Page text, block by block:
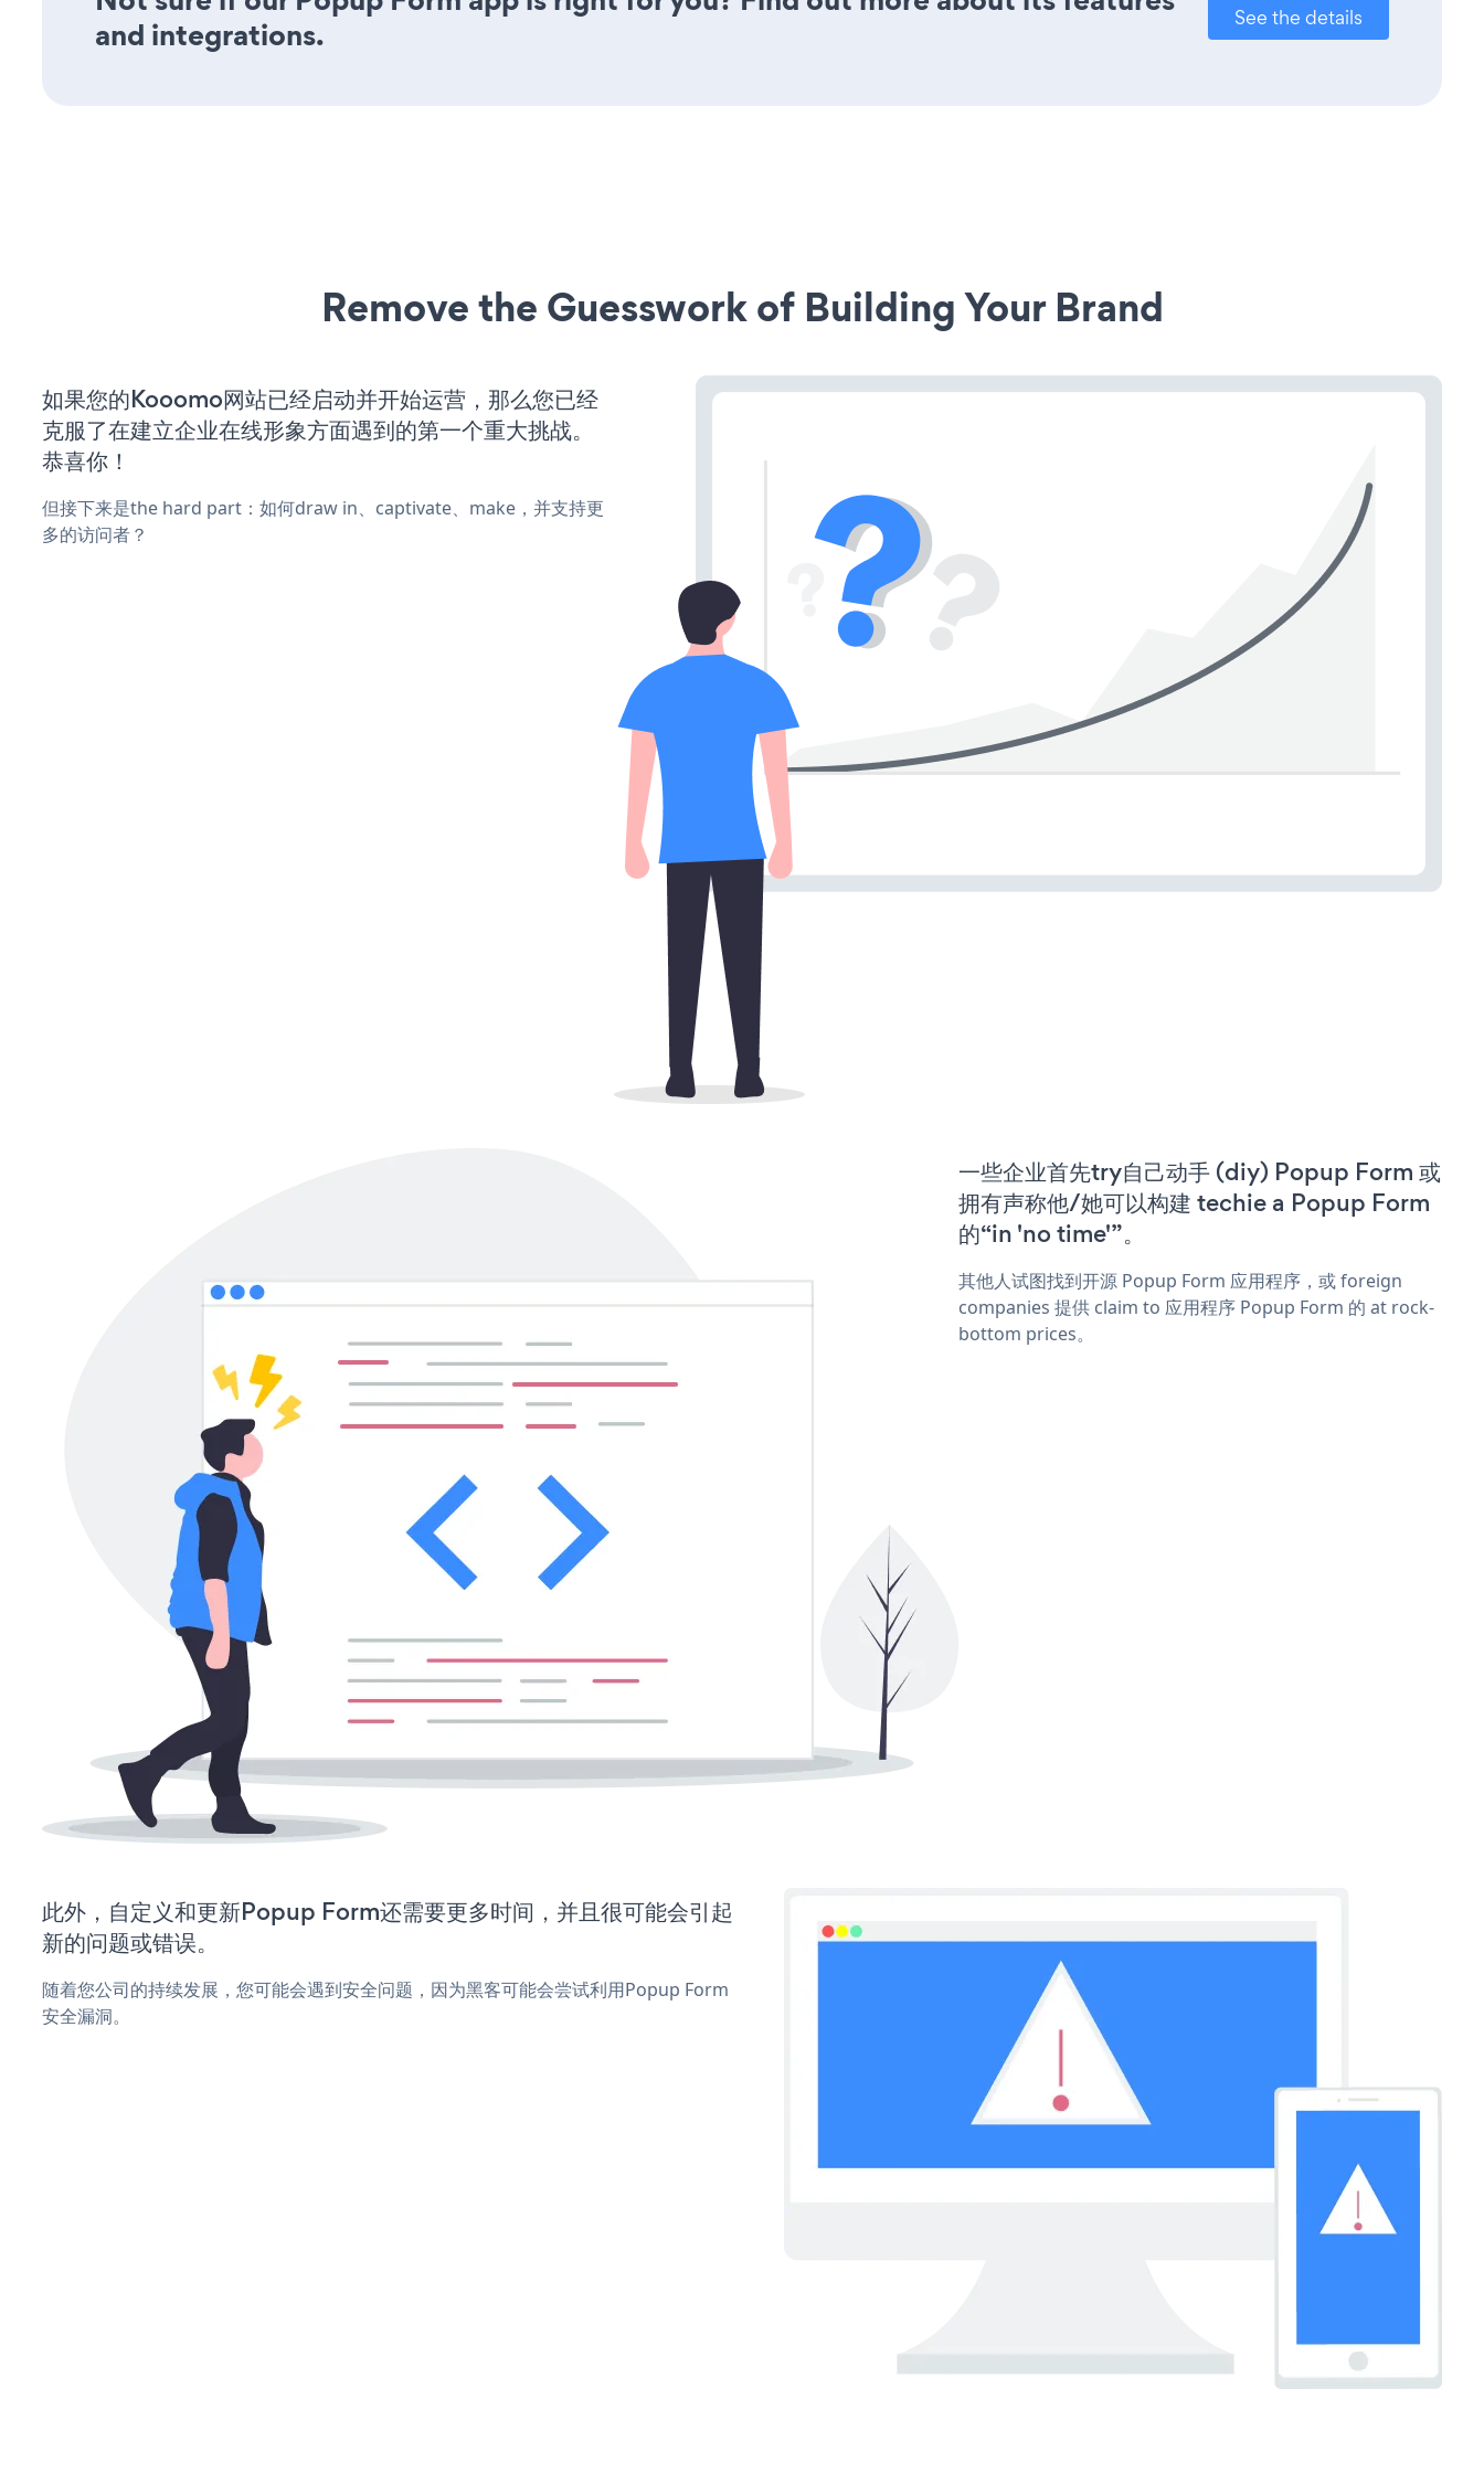
and integrations.
See the details
Remove the Guesswork of Building Your Brand
如果您的Kooomo网站已经启动并开始运营，那么您已经
克服了在建立企业在线形象方面遇到的第一个重大挑战。
恭喜你！
但接下来是the hard part：如何draw in、captivate、make，并支持更
多的访问者？
一些企业首先try自己动手 (diy) Popup Form 或
拥有声称他/她可以构建 techie a Popup Form
的“in 'no time'”。
其他人试图找到开源 Popup Form 应用程序，或 foreign
companies 提供 claim to 应用程序 Popup Form 的 at rock-
bottom prices。
此外，自定义和更新Popup Form还需要更多时间，并且很可能会引起
新的问题或错误。
随着您公司的持续发展，您可能会遇到安全问题，因为黑客可能会尝试利用Popup Form
安全漏洞。